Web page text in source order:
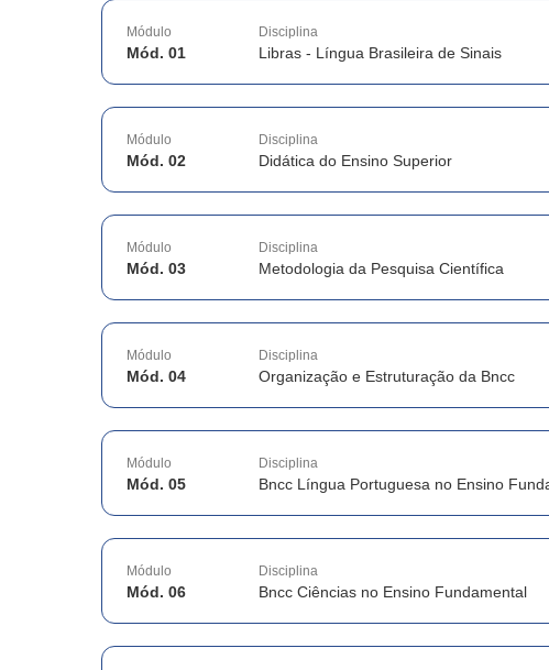
Módulo
Mód. 01
Disciplina
Libras - Língua Brasileira de Sinais
Módulo
Mód. 02
Disciplina
Didática do Ensino Superior
Módulo
Mód. 03
Disciplina
Metodologia da Pesquisa Científica
Módulo
Mód. 04
Disciplina
Organização e Estruturação da Bncc
Módulo
Mód. 05
Disciplina
Bncc Língua Portuguesa no Ensino
Módulo
Mód. 06
Disciplina
Bncc Ciências no Ensino Fundamental